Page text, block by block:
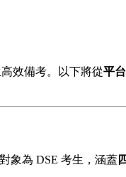
效備考。以下將從平
象為 DSE 考生，涵蓋